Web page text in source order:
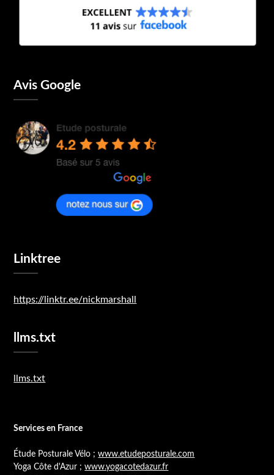
Avis Google
Linktree
https://linktr.ee/nickmarshall
llms.txt
llms.txt
Services en France
Étude Posturale Vélo ;www.etudeposturale.com
Yoga Côte d'Azur ;www.yogacotedazur.fr